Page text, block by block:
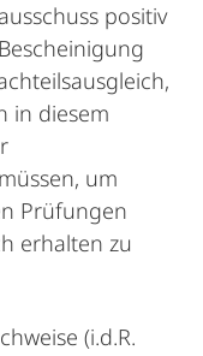
positiv
in diesem
um
Prüfungen
erhalten zu
(i.d.R.